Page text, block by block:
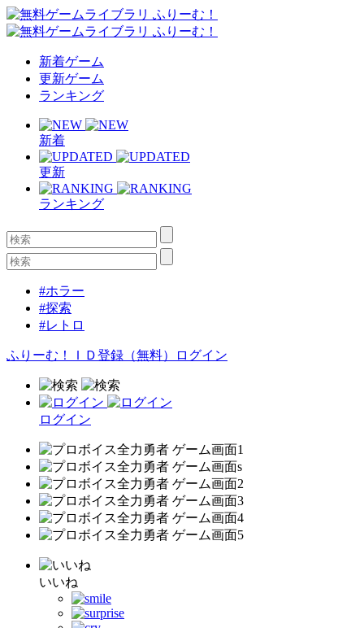
新着ゲーム
更新ゲーム
ランキング
新着
更新
ランキング
#ホラー
#探索
#レトロ
ふりーむ！ＩＤ登録（無料） ログイン
ログイン
いいね